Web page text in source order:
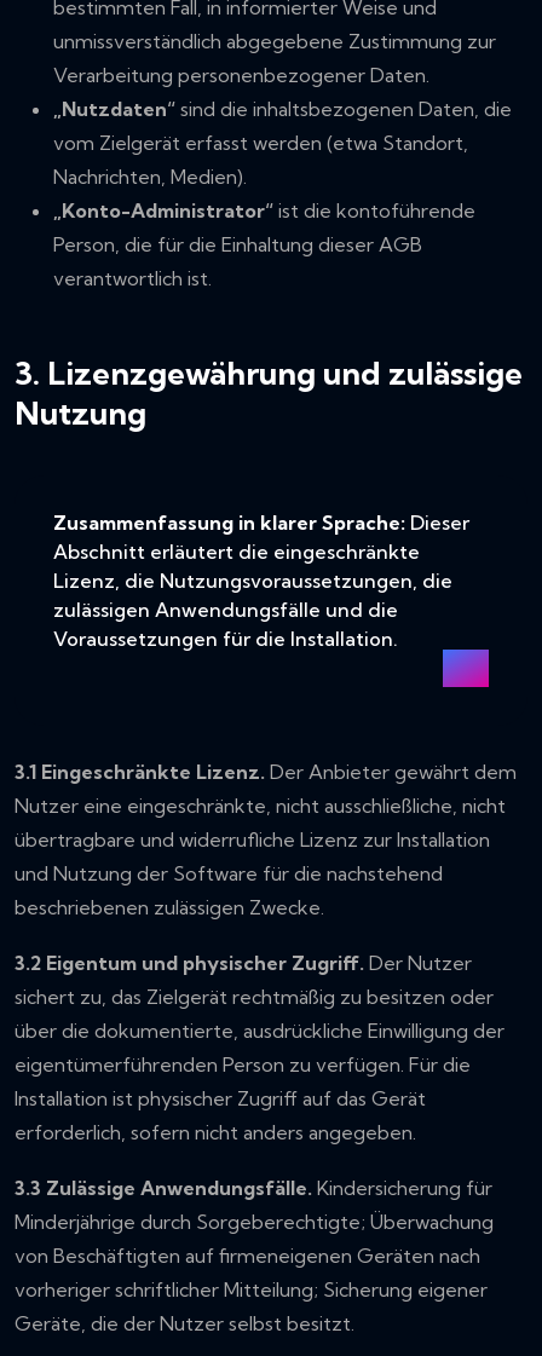
bestimmten Fall, in informierter Weise und
unmissverständlich abgegebene Zustimmung zur
Verarbeitung personenbezogener Daten.
„Nutzdaten“ sind die inhaltsbezogenen Daten, die
vom Zielgerät erfasst werden (etwa Standort,
Nachrichten, Medien).
„Konto-Administrator“ ist die kontoführende
Person, die für die Einhaltung dieser AGB
verantwortlich ist.
3. Lizenzgewährung und zulässige
Nutzung
Zusammenfassung in klarer Sprache: Dieser
Abschnitt erläutert die eingeschränkte
Lizenz, die Nutzungsvoraussetzungen, die
zulässigen Anwendungsfälle und die
Voraussetzungen für die Installation.
3.1 Eingeschränkte Lizenz. Der Anbieter gewährt dem
Nutzer eine eingeschränkte, nicht ausschließliche, nicht
übertragbare und widerrufliche Lizenz zur Installation
und Nutzung der Software für die nachstehend
beschriebenen zulässigen Zwecke.
3.2 Eigentum und physischer Zugriff. Der Nutzer
sichert zu, das Zielgerät rechtmäßig zu besitzen oder
über die dokumentierte, ausdrückliche Einwilligung der
eigentümerführenden Person zu verfügen. Für die
Installation ist physischer Zugriff auf das Gerät
erforderlich, sofern nicht anders angegeben.
3.3 Zulässige Anwendungsfälle. Kindersicherung für
Minderjährige durch Sorgeberechtigte; Überwachung
von Beschäftigten auf firmeneigenen Geräten nach
vorheriger schriftlicher Mitteilung; Sicherung eigener
Geräte, die der Nutzer selbst besitzt.